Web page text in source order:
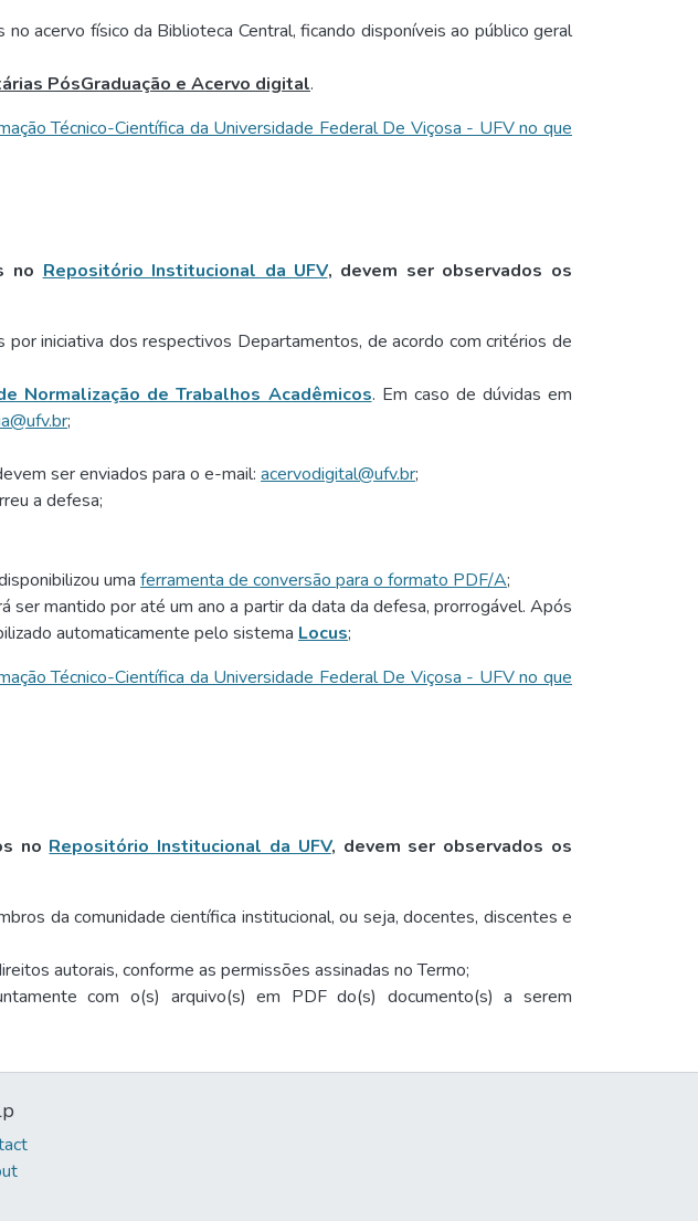
acervo físico da Biblioteca Central, ficando disponíveis ao público geral
PósGraduação e Acervo digital.
Técnico-Científica da Universidade Federal De Viçosa - UFV no que
no Repositório Institucional da UFV, devem ser observados os
iniciativa dos respectivos Departamentos, de acordo com critérios de
Normalização de Trabalhos Acadêmicos. Em caso de dúvidas em
;
ser enviados para o e-mail: acervodigital@ufv.br;
a defesa;
uma ferramenta de conversão para o formato PDF/A;
mantido por até um ano a partir da data da defesa, prorrogável. Após
automaticamente pelo sistema Locus;
Técnico-Científica da Universidade Federal De Viçosa - UFV no que
no Repositório Institucional da UFV, devem ser observados os
da comunidade científica institucional, ou seja, docentes, discentes e
autorais, conforme as permissões assinadas no Termo;
com o(s) arquivo(s) em PDF do(s) documento(s) a serem